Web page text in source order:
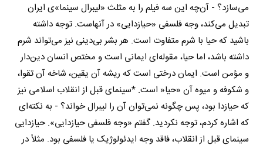
می‌سازد؟ - آن‌چه این سه فیلم را به مثلث «لیبرال سینما»ی ایران
تبدیل می‌کند، وجه فلسفی «حیازدایی» در آنهاست. توجه داشته
باشید که حیا با شرم متفاوت است. هر بشر بی‌دینی نیز می‌تواند شرم
داشته باشد، اما حیا، مقوله‌ای ایمانی است و مختص انسان دین‌دار
و مؤمن است. ایمان درختی است که ریشه‌ آن یقین، شاخه آن تقوا،
و شکوفه و میوه‌ آن «حیا« است. *سینمای قبل از انقلاب اسلامی نیز
که حیازدا بود، پس چگونه نمی‌توان آن را لیبرال خواند؟ - به نکته‌ای
که اشاره کردم، توجه نکردید. گفتم «وجه فلسفی حیازدایی». حیازدایی
سینمای قبل از انقلاب، فاقد وجه ایدئولوژیک یا فلسفی بود. مثلاً در